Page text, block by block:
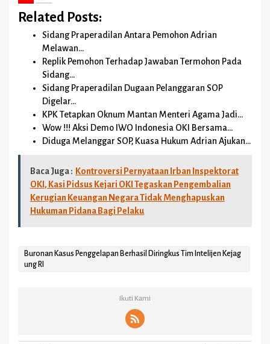
g
R
I
Related Posts:
Sidang Praperadilan Antara Pemohon Adrian
Melawan…
Replik Pemohon Terhadap Jawaban Termohon Pada
Sidang…
Sidang Praperadilan Dugaan Pelanggaran SOP
Digelar…
KPK Tetapkan Oknum Mantan Menteri Agama Jadi…
Wow !!! Aksi Demo IWO Indonesia OKI Bersama…
Diduga Melanggar SOP, Kuasa Hukum Adrian Ajukan…
Baca Juga : Kontroversi Pernyataan Irban Inspektorat
OKI, Kasi Pidsus Kejari OKI Tegaskan Pengembalian
Kerugian Keuangan Negara Tidak Menghapuskan
Hukuman Pidana Bagi Pelaku
Buronan Kasus Penggelapan Berhasil Diringkus Tim Intelijen Kejag
ung RI
Ikuti Kami